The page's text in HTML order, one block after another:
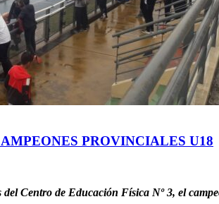
PROVINCIALES U18
del Centro de Educación Física Nº 3, el